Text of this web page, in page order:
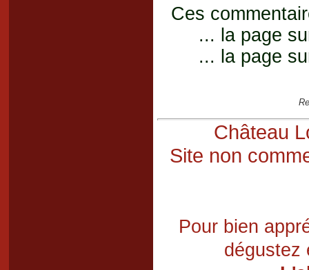
Ces
... la page
... la page
Château
Site non
Pour bien
dégustez